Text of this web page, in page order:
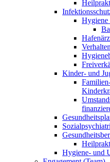
Kinder- und
Hygiene- und